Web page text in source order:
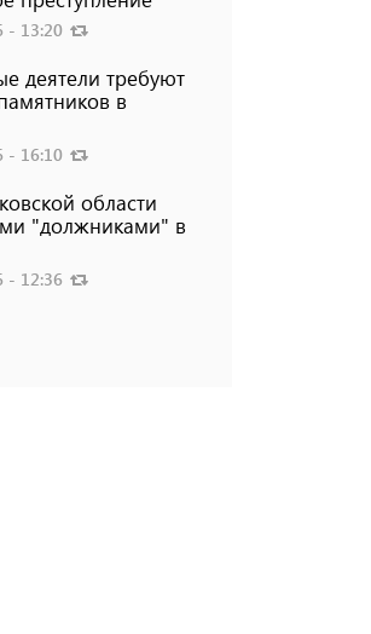
- 13:20
деятели требуют
в
- 16:10
области
"должниками" в
- 12:36